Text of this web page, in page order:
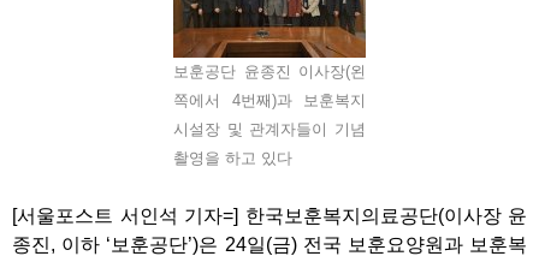
보훈공단 윤종진 이사장(왼
쪽에서 4번째)과 보훈복지
시설장 및 관계자들이 기념
촬영을 하고 있다
[서울포스트 서인석 기자=] 한국보훈복지의료공단(이사장 윤
종진, 이하 ‘보훈공단’)은 24일(금) 전국 보훈요양원과 보훈복